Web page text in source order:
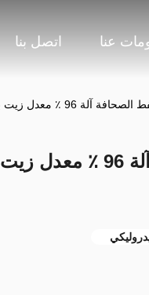
عنا اتصل بنا
زيت بذور اللفت النفط الضغط
كاميليا جوز الهند الصناعية النفط الصحافة آلة 96 ٪ معدل زيت